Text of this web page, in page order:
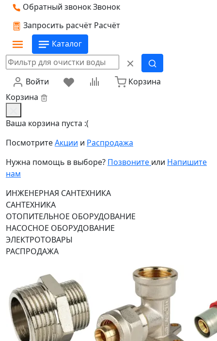
Обратный звонокЗвонок
Запросить расчёт Расчёт
Каталог
Войти
Корзина
Корзина
Ваша корзина пуста :(
ПосмотритеАкции и Распродажа
Нужна помощь в выборе? Позвоните или Напишите
нам
ИНЖЕНЕРНАЯ САНТЕХНИКА
САНТЕХНИКА
ОТОПИТЕЛЬНОЕ ОБОРУДОВАНИЕ
НАСОСНОЕ ОБОРУДОВАНИЕ
ЭЛЕКТРОТОВАРЫ
РАСПРОДАЖА